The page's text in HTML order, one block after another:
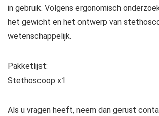
in gebruik. Volgens ergonomisch
het gewicht en het ontwerp van
wetenschappelijk.
Pakketlijst:
Stethoscoop x1
Als u vragen heeft, neem dan gerust